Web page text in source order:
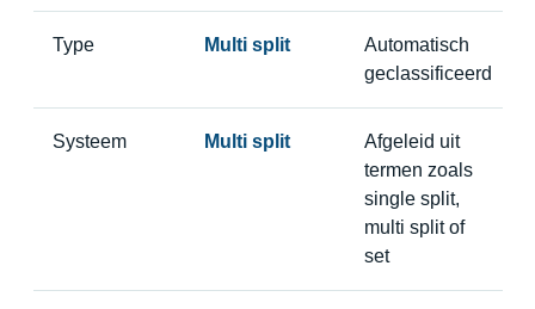
Type Multi split
Automatisch
geclassificeerd
Systeem Multi split
Afgeleid uit
termen zoals
single split,
multi split of
set